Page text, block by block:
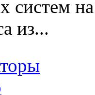
систем
из...